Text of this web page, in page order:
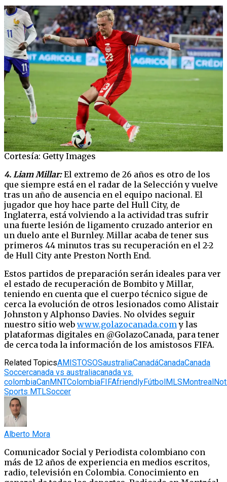
Cortesía: Getty Images
4. Liam Millar:El extremo de 26 años es otro de los
que siempre está en el radar de la Selección y vuelve
tras un año de ausencia en el equipo nacional. El
jugador que hoy hace parte del Hull City, de
Inglaterra, está volviendo a la actividad tras sufrir
una fuerte lesión de ligamento cruzado anterior en
un duelo ante el Burnley. Millar acaba de tener sus
primeros 44 minutos tras su recuperación en el 2-2
de Hull City ante Preston North End.
Estos partidos de preparación serán ideales para ver
el estado de recuperación de Bombito y Millar,
teniendo en cuenta que el cuerpo técnico sigue de
cerca la evolución de otros lesionados como Alistair
Johnston y Alphonso Davies. No olvides seguir
nuestro sitio web www.golazocanada.comy las
plataformas digitales en @GolazoCanada, para tener
de cerca toda la información de los amistosos FIFA.
Related TopicsAMISTOSOSaustraliaCanadáCanadaCanada
Soccercanada vs australiacanada vs.
colombiaCanMNTColombiaFIFAfriendlyFútbol MLS Montreal
Sports MTLSoccer
Alberto Mora
Comunicador Social y Periodista colombiano con
más de 12 años de experiencia en medios escritos,
radio, televisión en Colombia. Conocimiento en